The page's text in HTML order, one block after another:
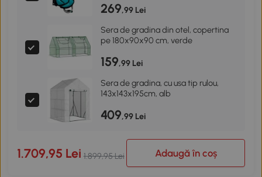
269,99 Lei
Sera de gradina din otel, copertina
pe 180x90x90 cm, verde
159,99 Lei
Sera de gradina, cu usa tip rulou,
143x143x195cm, alb
409,99 Lei
1.709,95 Lei 1.899,95 Lei Adaugă în coș